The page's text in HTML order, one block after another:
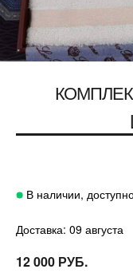
В наличии,
Доставка: 09 августа
12 000 РУБ.